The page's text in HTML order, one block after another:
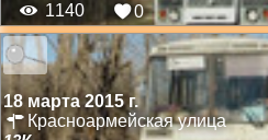
1140 0
18 марта 2015 г.
Красноармейская улица